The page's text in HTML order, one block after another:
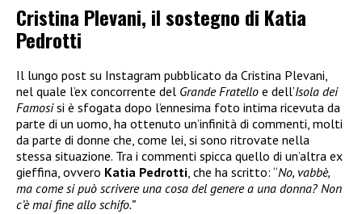
Cristina Plevani, il sostegno di Katia
Pedrotti
Il lungo post su Instagram pubblicato da Cristina Plevani,
nel quale l’ex concorrente del Grande Fratello e dell’Isola dei
Famosisi è sfogata dopo l’ennesima foto intima ricevuta da
parte di un uomo, ha ottenuto un’infinità di commenti, molti
da parte di donne che, come lei, si sono ritrovate nella
stessa situazione. Tra i commenti spicca quello di un’altra ex
gieffina, ovvero Katia Pedrotti, che ha scritto: “No, vabbè,
ma come si può scrivere una cosa del genere a una donna? Non
c’è mai fine allo schifo.”